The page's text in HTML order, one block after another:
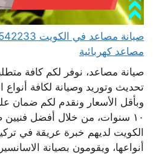
مصاعد كهربائية
صيانة مصاعد، نوفر لكم كافة
تحديث وتوريد وصيانة لكافة أنواع
وبأقل الأسعار ونقدم لكم ضمان
١٠ سنوات، من خلال أفضل
الكويت لديهم خبرة عريقة في
أنواعها، ويقومون بصيانة